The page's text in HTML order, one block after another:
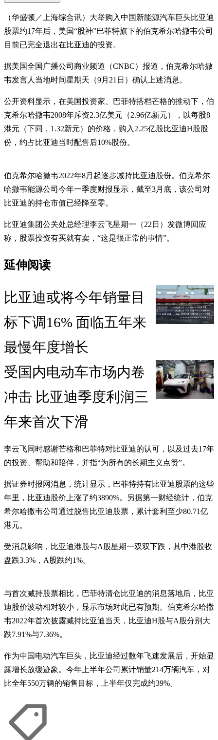
（华盛顿／上海综合讯）大举购入中国新能源汽车巨头比亚迪
股票约17年后，美国“股神”巴菲特旗下的伯克希尔哈撒韦公司
目前已完全退出在比亚迪的投资。
据美国全国广播公司商业频道（CNBC）报道，伯克希尔哈撒
韦发言人当地时间星期天（9月21日）确认上述消息。
公开资料显示，在美国投资家、巴菲特搭档芒格的推动下，伯
克希尔哈撒韦2008年斥资2.3亿美元（2.96亿新元），以每股8
港元（下同，1.32新元）的价格，购入2.25亿股比亚迪H股股
份，约占比亚迪当时配售后10%股份。
伯克希尔哈撒韦2022年8月起逐步减持比亚迪股份。伯克希尔
哈撒韦能源公司今年一季度财报显示，截至3月底，该公司对
比亚迪的持仓市值已经降至零。
比亚迪集团公关处总经理李云飞星期一（22日）发微博回应
称，股票投资有买就有卖，“这是很正常的事情”。
延伸阅读
比亚迪或将今年销量目
标下调16% 面临五年来
最慢年度增长
受国内电动车市场内卷
冲击 比亚迪季度利润三
年来首次下滑
李云飞同时感谢芒格和巴菲特对比亚迪的认可，以及过去17年
的投资、帮助和陪伴，并指“为所有的长期主义点赞”。
据证券时报网消息，统计显示，巴菲特持有比亚迪股票的这些
年里，比亚迪股价上涨了约3890%。另据第一财经统计，伯克
希尔哈撒韦公司通过脱售比亚迪股票，累计套利至少80.71亿
港元。
受消息影响，比亚迪港股与A股星期一双双下跌，其中港股收
盘跌3.3%，A股跌约1%。
与首次减持股票相比，巴菲特清仓比亚迪的消息落地后，比亚
迪股价波动相对较小，显示市场对此已有预期。伯克希尔哈撒
韦2022年首次披露减持比亚迪当天，比亚迪H股与A股分别大
跌7.91%与7.36%。
作为中国电动汽车巨头，比亚迪经过数年飞速发展后，开始显
露增长放缓迹象。今年上半年公司累计销量214万辆汽车，对
比全年550万辆的销售目标，上半年仅完成约39%。